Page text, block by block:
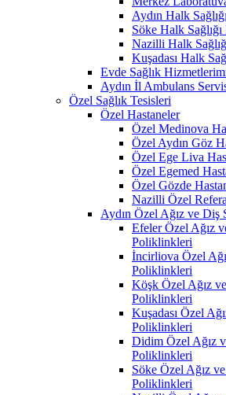
Aydın Halk
Söke Halk
Nazilli Halk
Kuşadası Halk
Evde Sağlık
Aydın İl Ambulans
Özel Sağlık Tesisleri
Özel Hastaneler
Özel Medinova
Özel Aydın Göz
Özel Ege Liva
Özel Egemed
Özel Gözde
Nazilli Özel
Aydın Özel Ağız ve Diş
Efeler Özel Ağız
Poliklinkleri
İncirliova Özel
Poliklinkleri
Köşk Özel Ağız
Poliklinkleri
Kuşadası Özel
Poliklinkleri
Didim Özel Ağız
Poliklinkleri
Söke Özel Ağız ve
Poliklinkleri